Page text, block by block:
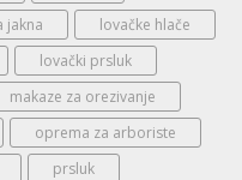
jakna
lovačke hlače
lovački prsluk
makaze za orezivanje
oprema za arboriste
prsluk